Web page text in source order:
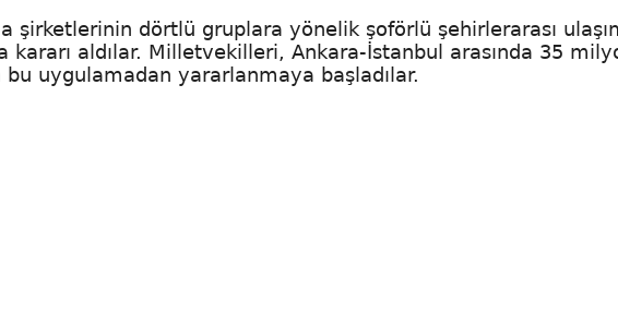
şirketlerinin dörtlü gruplara yönelik şoförlü şehirlerarası
kararı aldılar. Milletvekilleri, Ankara-İstanbul arasında 35
uygulamadan yararlanmaya başladılar.